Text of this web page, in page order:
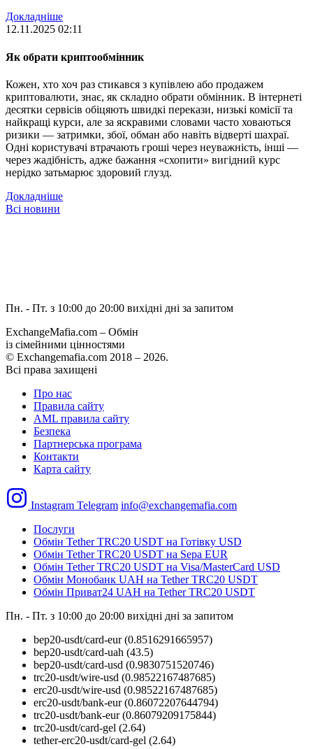
Докладніше
12.11.2025 02:11
Як обрати криптообмінник
Кожен, хто хоч раз стикався з купівлею або продажем
криптовалюти, знає, як складно обрати обмінник. В інтернеті
десятки сервісів обіцяють швидкі перекази, низькі комісії та
найкращі курси, але за яскравими словами часто ховаються
ризики — затримки, збої, обман або навіть відверті шахраї.
Одні користувачі втрачають гроші через неуважність, інші —
через жадібність, адже бажання «схопити» вигідний курс
нерідко затьмарює здоровий глузд.
Докладніше
Всі новини
Пн. - Пт. з 10:00 до 20:00 вихідні дні за запитом
ExchangeMafia.com – Обмін
із сімейними цінностями
© Exchangemafia.com 2018 – 2026.
Всі права захищені
Про нас
Правила сайту
AML правила сайту
Безпека
Партнерська програма
Контакти
Карта сайту
Instagram Telegram info@exchangemafia.com
Послуги
Обмін Tether TRC20 USDT на Готівку USD
Обмін Tether TRC20 USDT на Sepa EUR
Обмін Tether TRC20 USDT на Visa/MasterCard USD
Обмін Монобанк UAH на Tether TRC20 USDT
Обмін Приват24 UAH на Tether TRC20 USDT
Пн. - Пт. з 10:00 до 20:00 вихідні дні за запитом
bep20-usdt/card-eur (0.8516291665957)
bep20-usdt/card-uah (43.5)
bep20-usdt/card-usd (0.9830751520746)
trc20-usdt/wire-usd (0.98522167487685)
erc20-usdt/wire-usd (0.98522167487685)
erc20-usdt/bank-eur (0.86072207644794)
trc20-usdt/bank-eur (0.86079209175844)
trc20-usdt/card-gel (2.64)
tether-erc20-usdt/card-gel (2.64)